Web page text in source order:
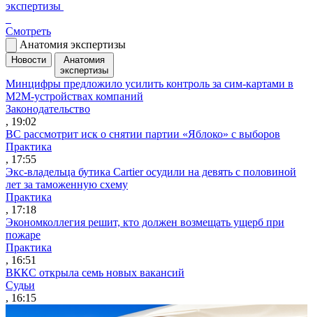
экспертизы
Смотреть
Анатомия экспертизы
Новости
Анатомия
экспертизы
Минцифры предложило усилить контроль за сим-картами в
M2M-устройствах компаний
Законодательство
, 19:02
ВС рассмотрит иск о снятии партии «Яблоко» с выборов
Практика
, 17:55
Экс-владельца бутика Cartier осудили на девять с половиной
лет за таможенную схему
Практика
, 17:18
Экономколлегия решит, кто должен возмещать ущерб при
пожаре
Практика
, 16:51
ВККС открыла семь новых вакансий
Судьи
, 16:15